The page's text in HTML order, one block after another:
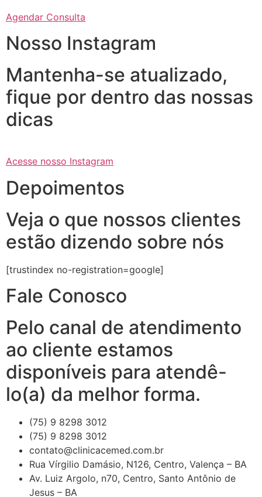
Agendar Consulta
Nosso Instagram
Mantenha-se atualizado,
fique por dentro das nossas
dicas
Acesse nosso Instagram
Depoimentos
Veja o que nossos clientes
estão dizendo sobre nós
[trustindex no-registration=google]
Fale Conosco
Pelo canal de atendimento
ao cliente estamos
disponíveis para atendê-
lo(a) da melhor forma.
(75) 9 8298 3012
(75) 9 8298 3012
contato@clinicacemed.com.br
Rua Vírgilio Damásio, N126, Centro, Valença – BA
Av. Luiz Argolo, n70, Centro, Santo Antônio de
Jesus – BA